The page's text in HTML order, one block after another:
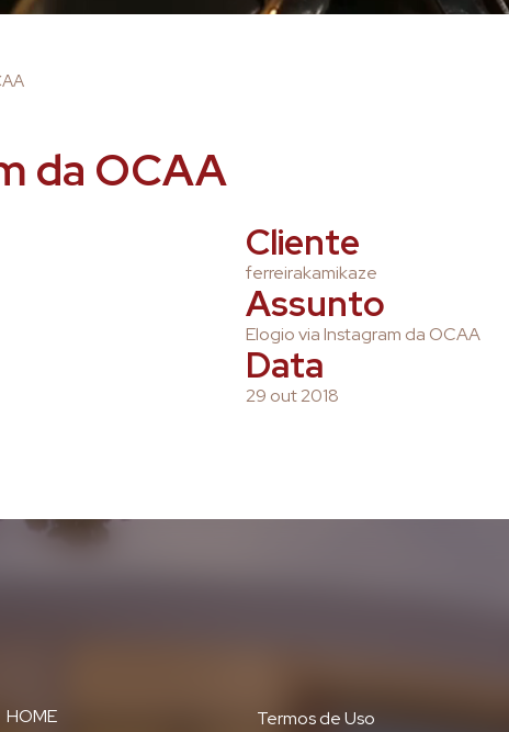
da OCAA
Cliente
ferreirakamikaze
Assunto
Elogio via Instagram da OCAA
Data
29 out 2018
HOME
Termos de Uso